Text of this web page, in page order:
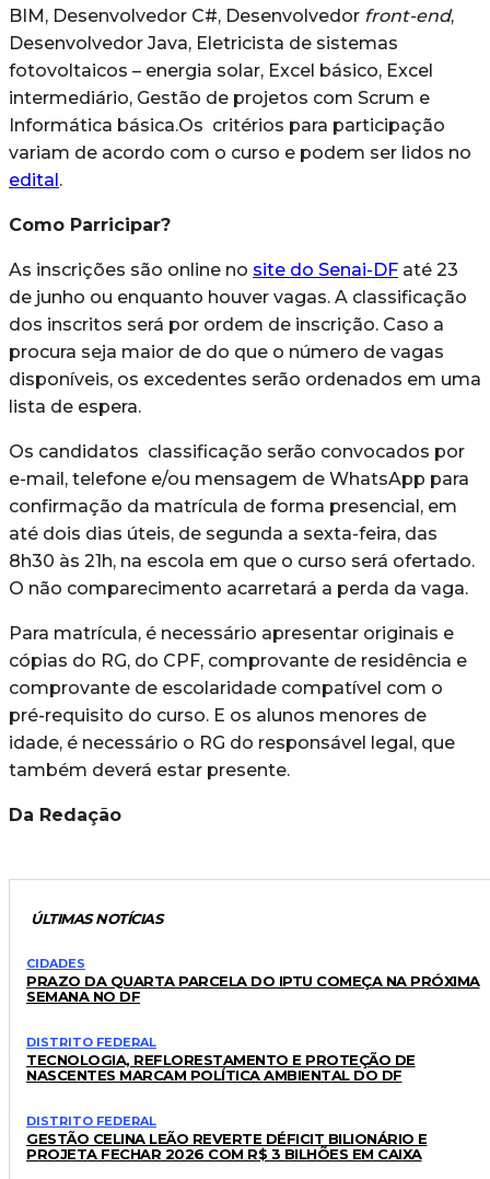
BIM, Desenvolvedor C#, Desenvolvedor front-end,
Desenvolvedor Java, Eletricista de sistemas
fotovoltaicos – energia solar, Excel básico, Excel
intermediário, Gestão de projetos com Scrum e
Informática básica.Os critérios para participação
variam de acordo com o curso e podem ser lidos no
edital.
Como Parricipar?
As inscrições são online no site do Senai-DF até 23
de junho ou enquanto houver vagas. A classificação
dos inscritos será por ordem de inscrição. Caso a
procura seja maior de do que o número de vagas
disponíveis, os excedentes serão ordenados em uma
lista de espera.
Os candidatos classificação serão convocados por
e-mail, telefone e/ou mensagem de WhatsApp para
confirmação da matrícula de forma presencial, em
até dois dias úteis, de segunda a sexta-feira, das
8h30 às 21h, na escola em que o curso será ofertado.
O não comparecimento acarretará a perda da vaga.
Para matrícula, é necessário apresentar originais e
cópias do RG, do CPF, comprovante de residência e
comprovante de escolaridade compatível com o
pré-requisito do curso. E os alunos menores de
idade, é necessário o RG do responsável legal, que
também deverá estar presente.
Da Redação
ÚLTIMAS NOTÍCIAS
CIDADES
PRAZO DA QUARTA PARCELA DO IPTU COMEÇA NA PRÓXIMA
SEMANA NO DF
DISTRITO FEDERAL
TECNOLOGIA, REFLORESTAMENTO E PROTEÇÃO DE
NASCENTES MARCAM POLÍTICA AMBIENTAL DO DF
DISTRITO FEDERAL
GESTÃO CELINA LEÃO REVERTE DÉFICIT BILIONÁRIO E
PROJETA FECHAR 2026 COM R$ 3 BILHÕES EM CAIXA